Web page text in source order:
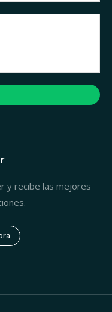
y recibe las mejores